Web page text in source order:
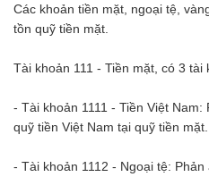
Các khoản tiền mặt, ngoại tệ,
tồn quỹ tiền mặt.
Tài khoản 111 - Tiền mặt, có 3 tài
- Tài khoản 1111 - Tiền Việt
quỹ tiền Việt Nam tại quỹ tiền mặt.
- Tài khoản 1112 - Ngoại tệ: